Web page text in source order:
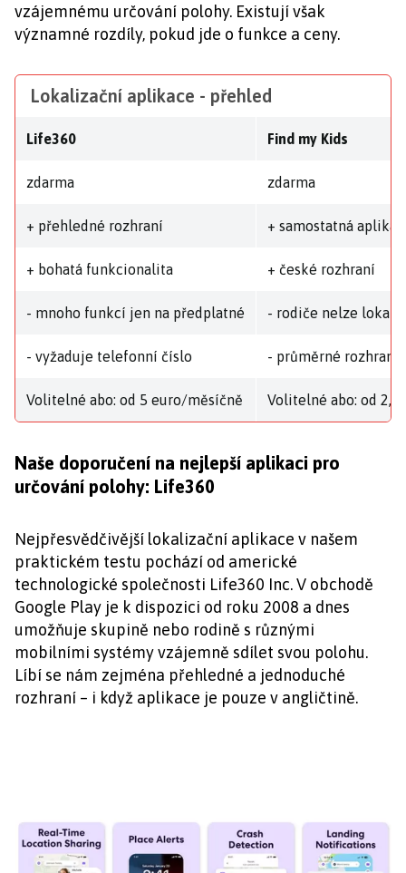
vzájemnému určování polohy. Existují však
významné rozdíly, pokud jde o funkce a ceny.
Lokalizační aplikace - přehled
Life360 Find my Kids
zdarma zdarma
+ přehledné rozhraní + samostatná
+ bohatá funkcionalita + české rozhraní
- mnoho funkcí jen na předplatné - rodiče nelze
- vyžaduje telefonní číslo - průměrné rozhraní
Volitelné abo: od 5 euro/měsíčně Volitelné abo: od
Naše doporučení na nejlepší aplikaci pro
určování polohy: Life360
Nejpřesvědčivější lokalizační aplikace v našem
praktickém testu pochází od americké
technologické společnosti Life360 Inc. V obchodě
Google Play je k dispozici od roku 2008 a dnes
umožňuje skupině nebo rodině s různými
mobilními systémy vzájemně sdílet svou polohu.
Líbí se nám zejména přehledné a jednoduché
rozhraní – i když aplikace je pouze v angličtině.